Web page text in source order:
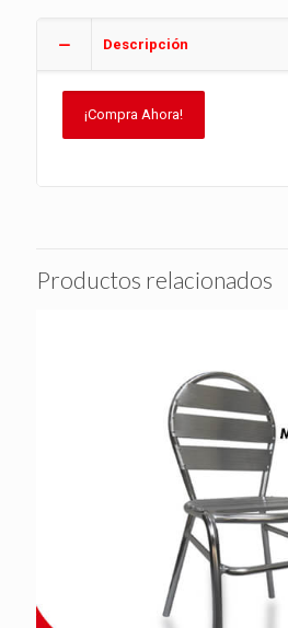
Descripción
¡Compra Ahora!
Productos relacionados